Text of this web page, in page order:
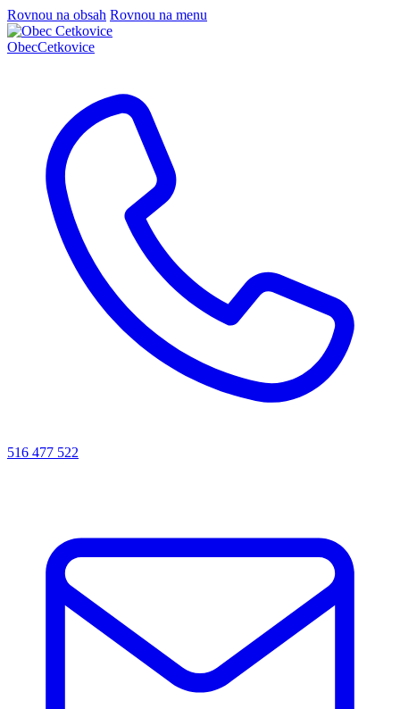
Rovnou na obsah Rovnou na menu
ObecCetkovice
516 477 522